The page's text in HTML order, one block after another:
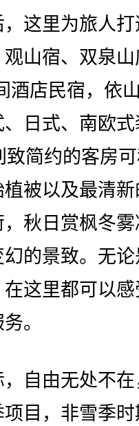
这里为旅人打
山宿、双泉
酒店民宿，依
日式、南欧
简约的客房
被以及最清
秋日赏枫冬
的景致。无
这里都可以
。
自由无处不在
目，非雪季